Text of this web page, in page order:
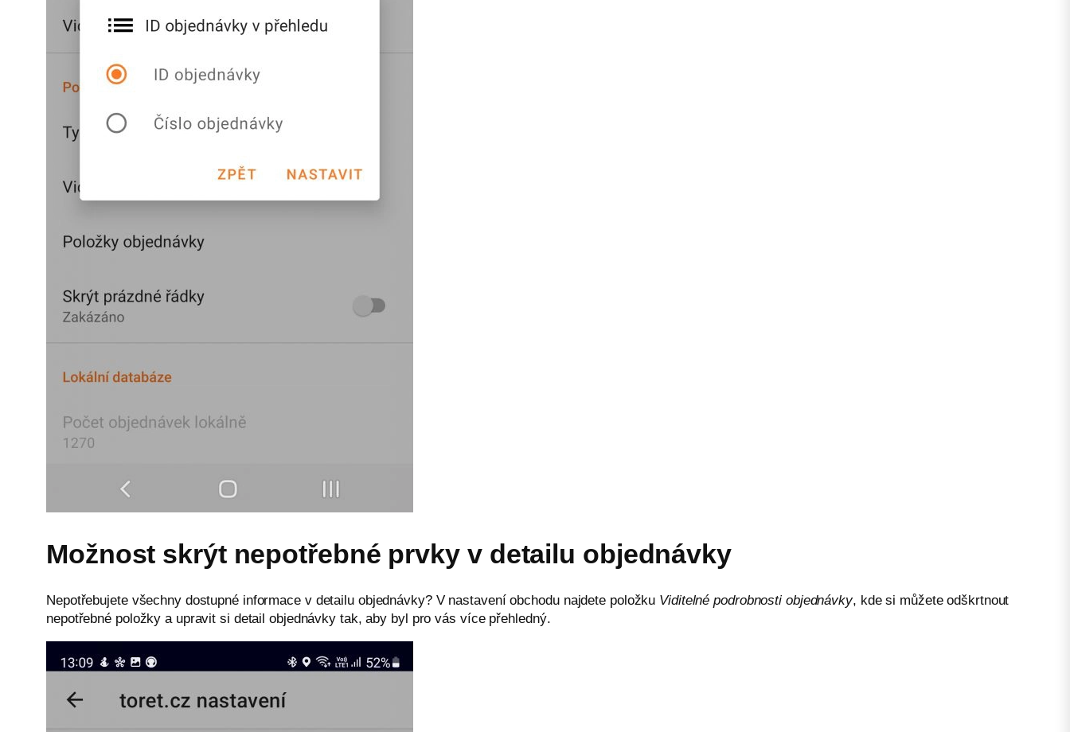
Možnost skrýt nepotřebné prvky v detailu objednávky
Nepotřebujete všechny dostupné informace v detailu objednávky? V nastavení obchodu najdete položku Viditelné podrobnosti objednávky, kde si můžete odškrtnout
nepotřebné položky a upravit si detail objednávky tak, aby byl pro vás více přehledný.